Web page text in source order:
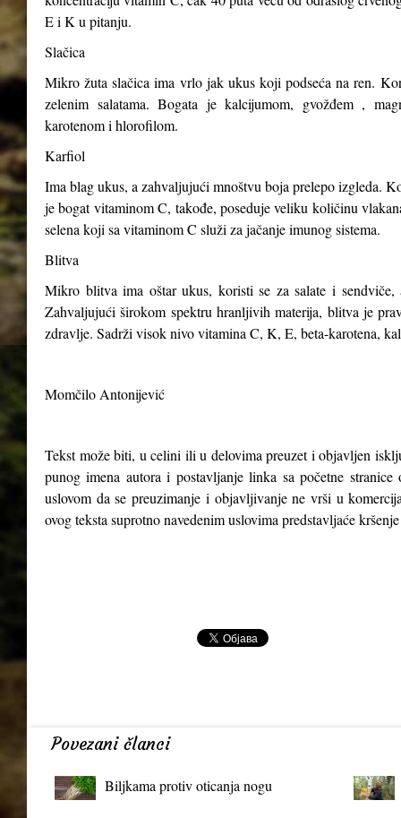
E i K u pitanju.
Slačica
Mikro žuta slačica ima vrlo jak ukus koji podseća na ren.
zelenim salatama. Bogata je kalcijumom, gvožđem ,
karotenom i hlorofilom.
Karfiol
Ima blag ukus, a zahvaljujući mnoštvu boja prelepo izgleda.
je bogat vitaminom C, takođe, poseduje veliku količinu
selena koji sa vitaminom C služi za jačanje imunog sistema.
Blitva
Mikro blitva ima oštar ukus, koristi se za salate i
Zahvaljujući širokom spektru hranljivih materija, blitva je
zdravlje. Sadrži visok nivo vitamina C, K, E, beta-karotena,
Momčilo Antonijević
Tekst može biti, u celini ili u delovima preuzet i objavljen
punog imena autora i postavljanje linka sa početne
uslovom da se preuzimanje i objavljivanje ne vrši u
ovog teksta suprotno navedenim uslovima predstavljaće
Povezani članci
Biljkama protiv oticanja nogu